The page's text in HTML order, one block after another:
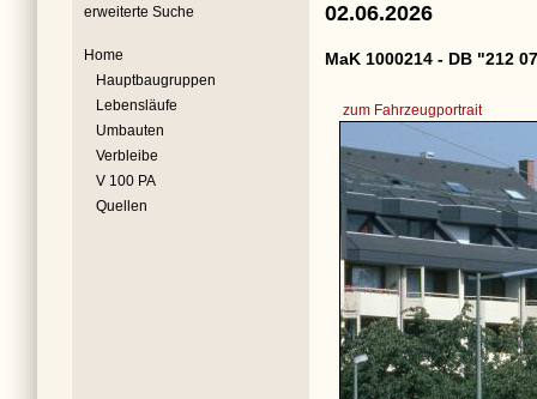
erweiterte Suche
Home
Hauptbaugruppen
Lebensläufe
Umbauten
Verbleibe
V 100 PA
Quellen
02.06.2026
MaK 1000214 - DB "212
zum Fahrzeugportrait